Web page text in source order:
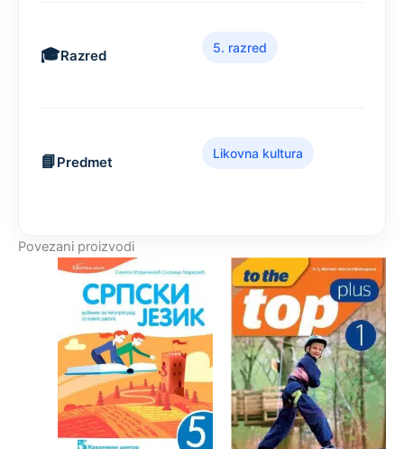
Razred
5. razred
Predmet
Likovna kultura
Povezani proizvodi